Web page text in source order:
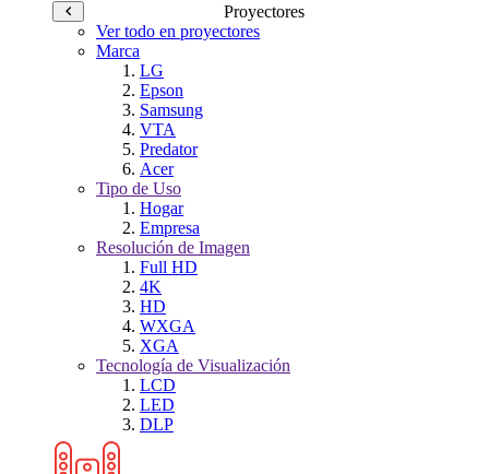
Proyectores
Ver todo en proyectores
Marca
LG
Epson
Samsung
VTA
Predator
Acer
Tipo de Uso
Hogar
Empresa
Resolución de Imagen
Full HD
4K
HD
WXGA
XGA
Tecnología de Visualización
LCD
LED
DLP